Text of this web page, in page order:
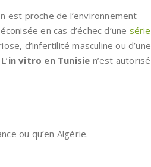
est proche de l’environnement
en cas d’échec d’une série
d’infertilité masculine ou d’une
in vitro en Tunisie n’est autorisé
ou qu’en Algérie.